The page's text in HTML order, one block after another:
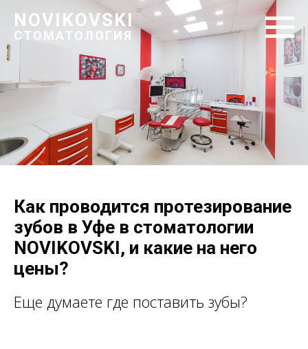
NOVIKOVSKI
СТОМАТОЛОГИЯ
Как проводится протезирование
зубов в Уфе в стоматологии
NOVIKOVSKI, и какие на него
цены?
Еще думаете где поставить зубы?